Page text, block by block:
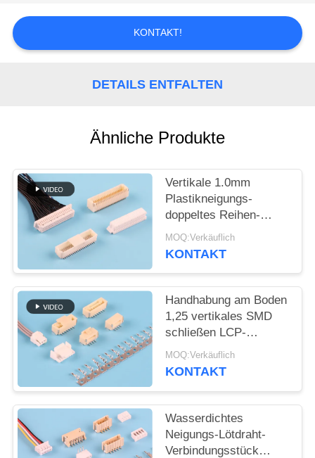
FORDERN
SIE
SITEMAP
PRIVACY
POLICY
KONTAKT!
DETAILS ENTFALTEN
Ähnliche Produkte
Vertikale 1.0mm
Plastikneigungs-
doppeltes Reihen-
Oblaten-
Verbindungsstück
MOQ:Verkäuflich
KONTAKT
Handhabung am Boden
1,25 vertikales SMD
schließen LCP-
Verteiler-
Verbindungsstück an
MOQ:Verkäuflich
KONTAKT
Wasserdichtes
Neigungs-Lötdraht-
Verbindungsstück